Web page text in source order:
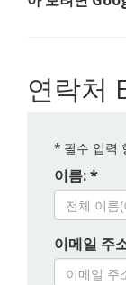
연락처
* 필수 입력
이름: *
이메일 주